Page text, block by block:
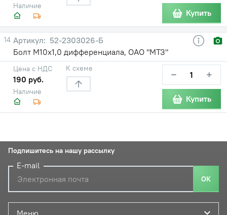
Наличие
Купить
14
52-2303026-Б
Болт М10х1,0 дифференциала, ОАО "МТЗ"
Наличие
Цена с НДС
190 руб.
К схеме − +
Купить
Подпишитесь на нашу рассылку
E-mail
ОК